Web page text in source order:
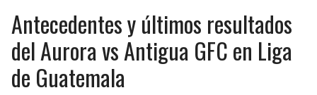
Antecedentes y últimos resultados
del Aurora vs Antigua GFC en Liga
de Guatemala